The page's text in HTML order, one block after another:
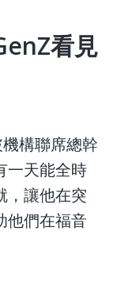
看見
構聯席總幹
一天能全時
，讓他在突
他們在福音